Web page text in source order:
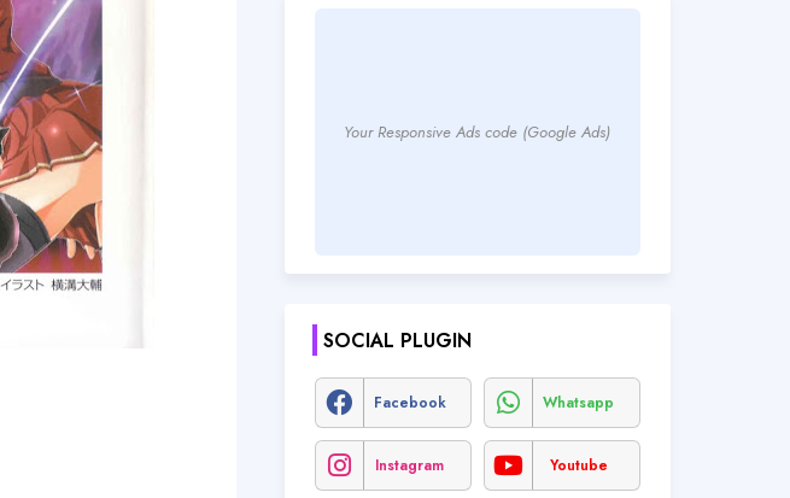
Your Responsive Ads code (Google Ads)
SOCIAL PLUGIN
Facebook Whatsapp
Instagram Youtube